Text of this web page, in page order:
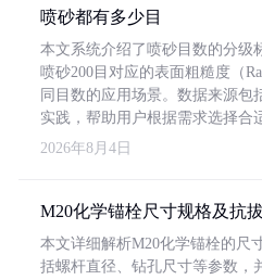
喷砂都有多少目
本文系统介绍了喷砂目数的分级
喷砂200目对应的表面粗糙度（
同目数的应用场景。数据来源包
实践，帮助用户根据需求选择合
2026年8月4日
M20化学锚栓尺寸规格及抗
本文详细解析M20化学锚栓的尺
括螺杆直径、钻孔尺寸等参数，